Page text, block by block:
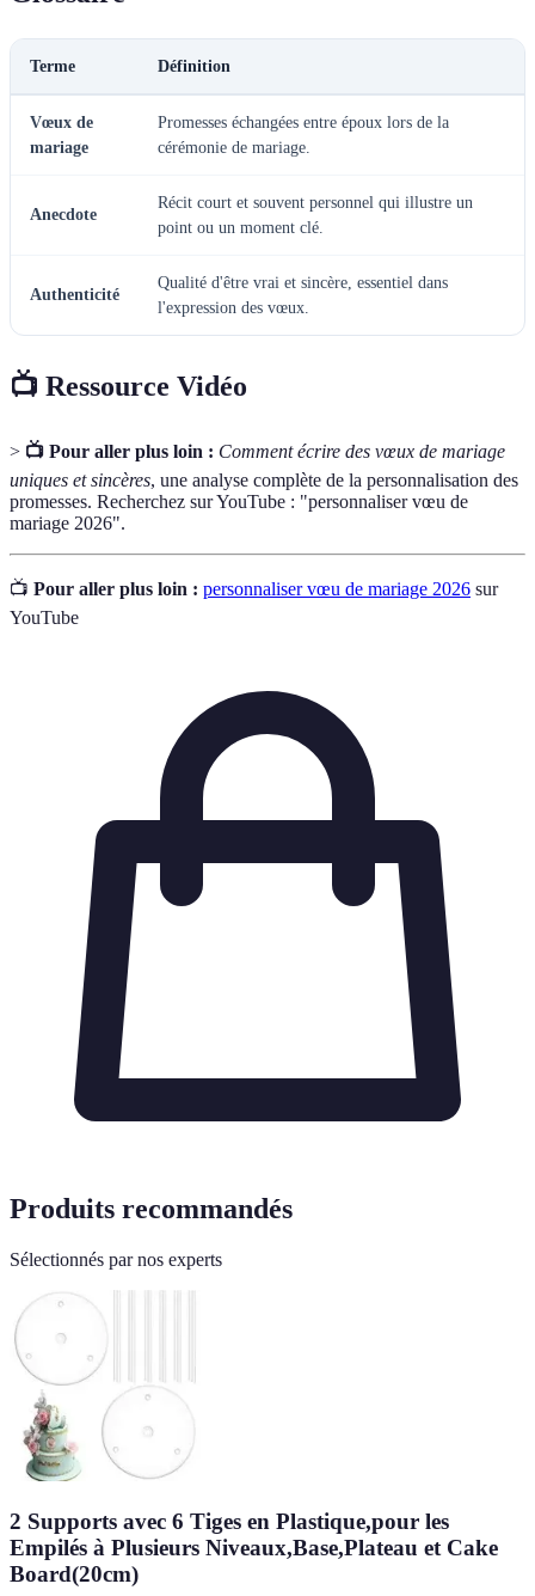
Terme Définition
Vœux de
mariage
Promesses échangées entre époux lors de la
cérémonie de mariage.
Anecdote
Récit court et souvent personnel qui illustre un
point ou un moment clé.
Authenticité
Qualité d'être vrai et sincère, essentiel dans
l'expression des vœux.
📺 Ressource Vidéo
> 📺 Pour aller plus loin : Comment écrire des vœux de mariage
uniques et sincères, une analyse complète de la personnalisation des
promesses. Recherchez sur YouTube : "personnaliser vœu de
mariage 2026".
📺 Pour aller plus loin : personnaliser vœu de mariage 2026 sur
YouTube
Produits recommandés
Sélectionnés par nos experts
2 Supports avec 6 Tiges en Plastique,pour les
Empilés à Plusieurs Niveaux,Base,Plateau et Cake
Board(20cm)